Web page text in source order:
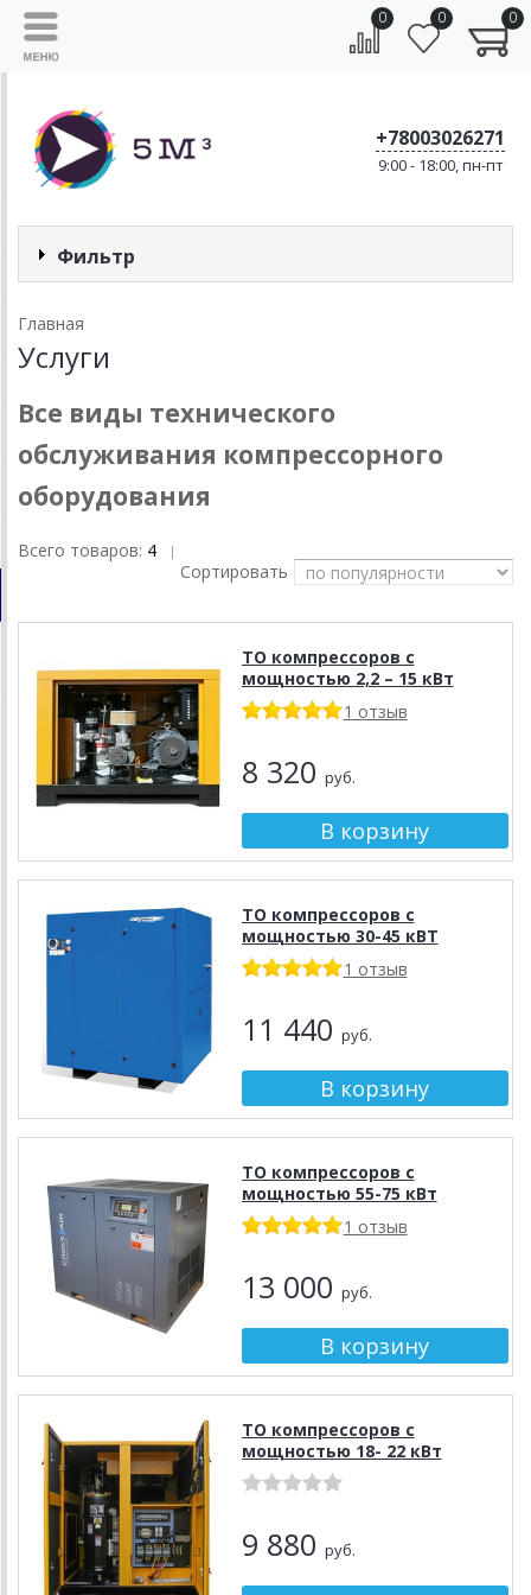
0 0 0
+78003026271
9:00 - 18:00, пн-пт
Фильтр
Главная
Услуги
Все виды технического
обслуживания компрессорного
оборудования
Всего товаров: 4 |
Сортировать
ТО компрессоров с
мощностью 2,2 – 15 кВт
1 отзыв
8 320 руб.
ТО компрессоров с
мощностью 30-45 кВТ
1 отзыв
11 440 руб.
ТО компрессоров с
мощностью 55-75 кВт
1 отзыв
13 000 руб.
ТО компрессоров с
мощностью 18- 22 кВт
9 880 руб.